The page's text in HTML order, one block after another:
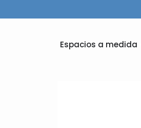
al
Espacios a medida